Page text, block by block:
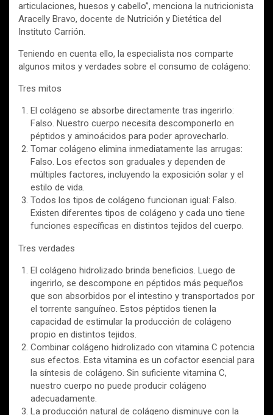
articulaciones, huesos y cabello”, menciona la nutricionista
Aracelly Bravo, docente de Nutrición y Dietética del
Instituto Carrión.
Teniendo en cuenta ello, la especialista nos comparte
algunos mitos y verdades sobre el consumo de colágeno:
Tres mitos
El colágeno se absorbe directamente tras ingerirlo:
Falso. Nuestro cuerpo necesita descomponerlo en
péptidos y aminoácidos para poder aprovecharlo.
Tomar colágeno elimina inmediatamente las arrugas:
Falso. Los efectos son graduales y dependen de
múltiples factores, incluyendo la exposición solar y el
estilo de vida.
Todos los tipos de colágeno funcionan igual: Falso.
Existen diferentes tipos de colágeno y cada uno tiene
funciones específicas en distintos tejidos del cuerpo.
Tres verdades
El colágeno hidrolizado brinda beneficios. Luego de
ingerirlo, se descompone en péptidos más pequeños
que son absorbidos por el intestino y transportados por
el torrente sanguíneo. Estos péptidos tienen la
capacidad de estimular la producción de colágeno
propio en distintos tejidos.
Combinar colágeno hidrolizado con vitamina C potencia
sus efectos. Esta vitamina es un cofactor esencial para
la síntesis de colágeno. Sin suficiente vitamina C,
nuestro cuerpo no puede producir colágeno
adecuadamente.
La producción natural de colágeno disminuye con la